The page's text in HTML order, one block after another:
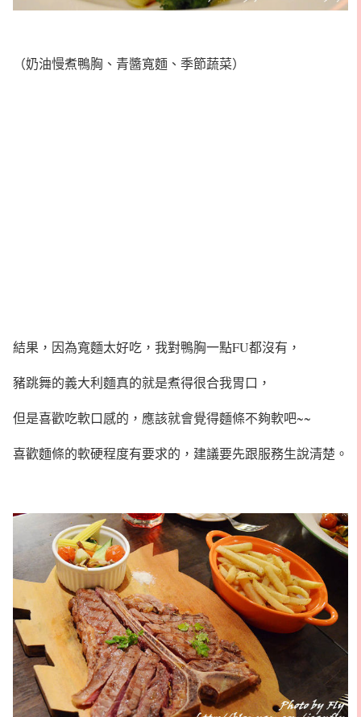
（奶油慢煮鴨胸、青醬寬麵、季節蔬菜）
結果，因為寬麵太好吃，我對鴨胸一點FU都沒有，
豬跳舞的義大利麵真的就是煮得很合我胃口，
但是喜歡吃軟口感的，應該就會覺得麵條不夠軟吧~~
喜歡麵條的軟硬程度有要求的，建議要先跟服務生說清楚。